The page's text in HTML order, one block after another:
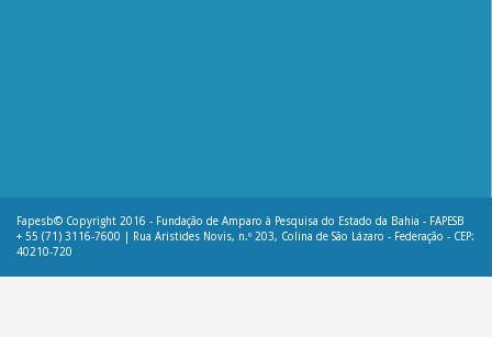
Fapesb© Copyright 2016 - Fundação de Amparo à Pesquisa do Estado da Bahia - FAPESB
+ 55 (71) 3116-7600 | Rua Aristides Novis, n.º 203, Colina de São Lázaro - Federação - CEP:
40210-720